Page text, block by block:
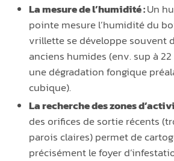
La mesure de l’humidité :Un
pointe mesure l’humidité du
vrillette se développe souvent
anciens humides (env. sup à
une dégradation fongique
cubique).
La recherche des zones
des orifices de sortie récents
parois claires) permet de
précisément le foyer